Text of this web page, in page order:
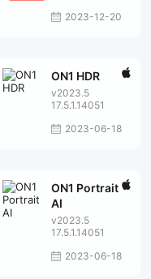
2023-12-20
ON1 HDR
v2023.5
17.5.1.14051
2023-06-18
ON1 Portrait
AI
v2023.5
17.5.1.14051
2023-06-18